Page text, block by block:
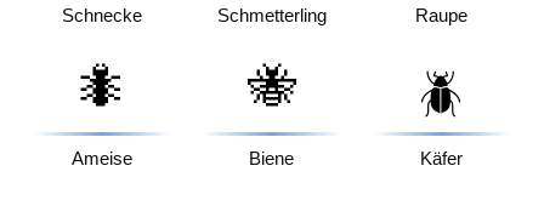
Schnecke Schmetterling Raupe
🐜
Ameise
🐝
Biene
🪲
Käfer